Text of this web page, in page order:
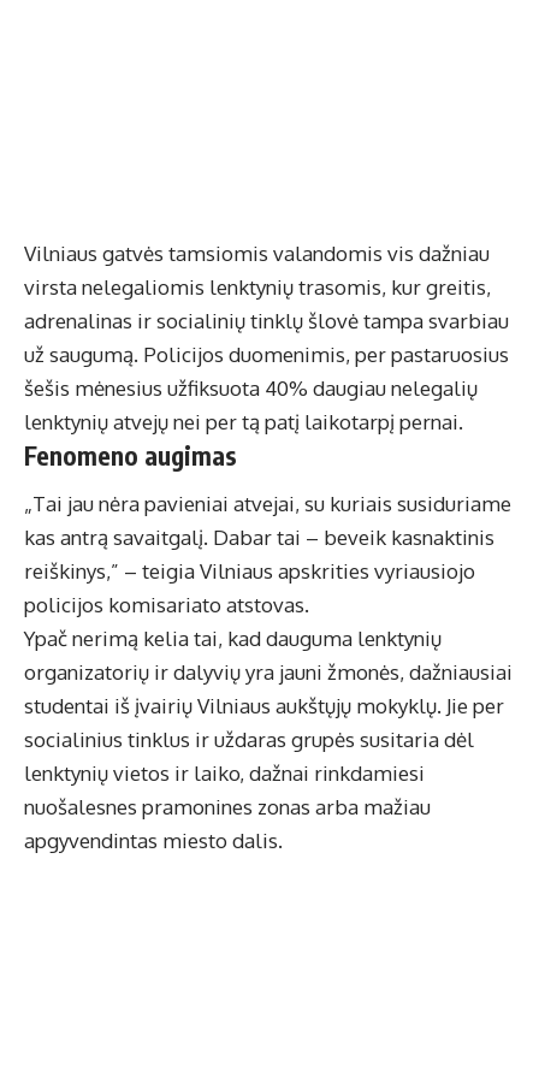
Vilniaus gatvės tamsiomis valandomis vis dažniau
virsta nelegaliomis lenktynių trasomis, kur greitis,
adrenalinas ir socialinių tinklų šlovė tampa svarbiau
už saugumą. Policijos duomenimis, per pastaruosius
šešis mėnesius užfiksuota 40% daugiau nelegalių
lenktynių atvejų nei per tą patį laikotarpį pernai.
Fenomeno augimas
„Tai jau nėra pavieniai atvejai, su kuriais susiduriame
kas antrą savaitgalį. Dabar tai – beveik kasnaktinis
reiškinys,” – teigia Vilniaus apskrities vyriausiojo
policijos komisariato atstovas.
Ypač nerimą kelia tai, kad dauguma lenktynių
organizatorių ir dalyvių yra jauni žmonės, dažniausiai
studentai iš įvairių Vilniaus aukštųjų mokyklų. Jie per
socialinius tinklus ir uždaras grupės susitaria dėl
lenktynių vietos ir laiko, dažnai rinkdamiesi
nuošalesnes pramonines zonas arba mažiau
apgyvendintas miesto dalis.